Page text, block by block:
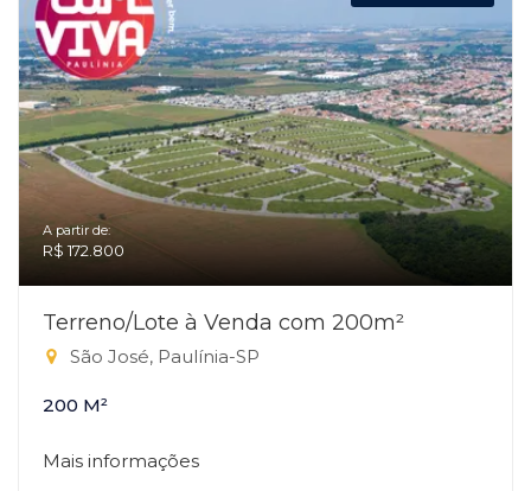
A partir de:
R$ 172.800
Terreno/Lote à Venda com 200m²
São José, Paulínia-SP
200 M²
Mais informações